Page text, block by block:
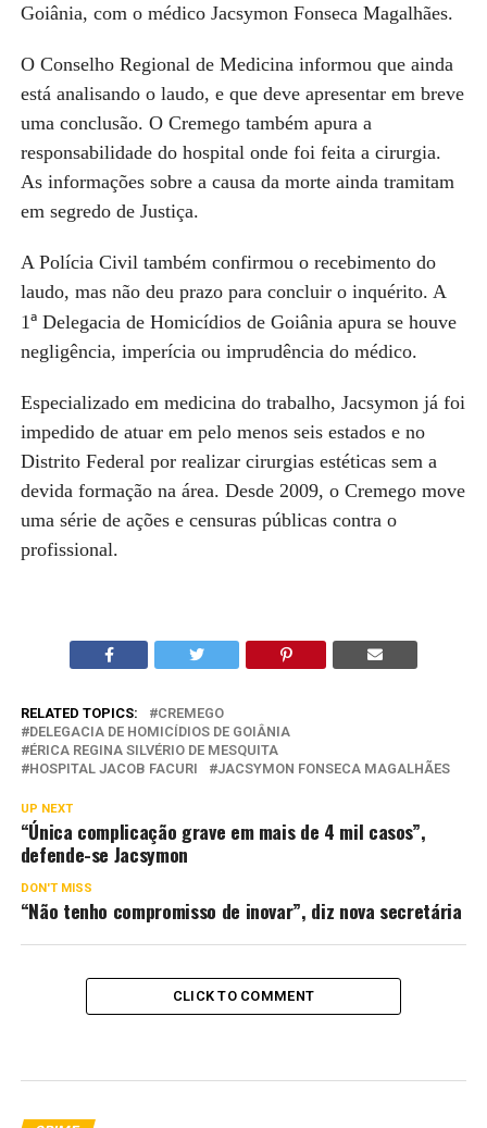
Goiânia, com o médico Jacsymon Fonseca Magalhães.
O Conselho Regional de Medicina informou que ainda
está analisando o laudo, eque deve apresentar em breve
uma conclusão. O Cremego também apura a
responsabilidade do hospital onde foi feita a cirurgia.
As informações sobre a causa da morte ainda tramitam
em segredo de Justiça.
A Polícia Civil também confirmou o recebimento do
laudo, mas não deu prazo para concluir o inquérito. A
1ªDelegacia de Homicídios de Goiânia apura se houve
negligência, imperícia ou imprudência do médico.
Especializado em medicina do trabalho, Jacsymon já foi
impedido de atuar em pelo menos seis estados e no
Distrito Federal por realizar cirurgias estéticas sem a
devida formação na área. Desde 2009, o Cremego move
uma série de ações e censuras públicas contra o
profissional.
RELATED TOPICS:
CREMEGO
DELEGACIA DE HOMICÍDIOS DE GOIÂNIA
ÉRICA REGINA SILVÉRIO DE MESQUITA
HOSPITAL JACOB FACURI
JACSYMON FONSECA MAGALHÃES
UP NEXT
“Única complicação grave em mais de 4 mil casos”,
defende-se Jacsymon
DON'T MISS
“Não tenho compromisso de inovar”, diz nova secretária
CLICK TO COMMENT